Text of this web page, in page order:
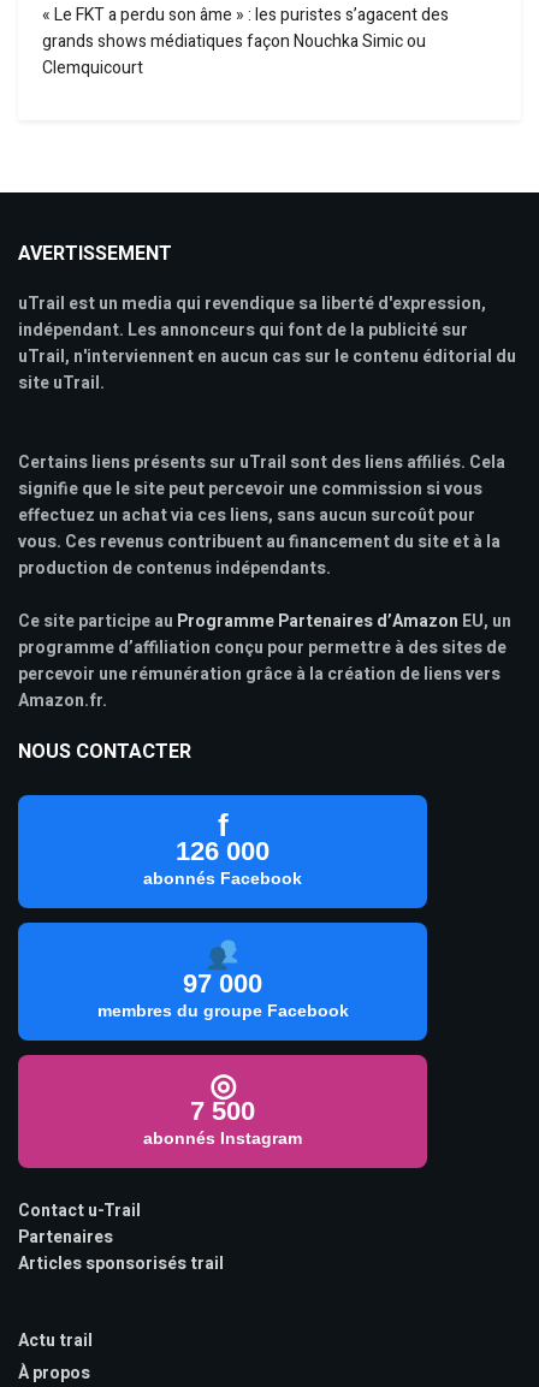
« Le FKT a perdu son âme » : les puristes s’agacent des
grands shows médiatiques façon Nouchka Simic ou
Clemquicourt
AVERTISSEMENT
uTrail est un media qui revendique sa liberté d'expression,
indépendant. Les annonceurs qui font de la publicité sur
uTrail, n'interviennent en aucun cas sur le contenu éditorial du
site uTrail.
Certains liens présents sur uTrail sont des liens affiliés. Cela
signifie que le site peut percevoir une commission si vous
effectuez un achat via ces liens, sans aucun surcoût pour
vous. Ces revenus contribuent au financement du site et à la
production de contenus indépendants.
Ce site participe au Programme Partenaires d’Amazon EU, un
programme d’affiliation conçu pour permettre à des sites de
percevoir une rémunération grâce à la création de liens vers
Amazon.fr.
NOUS CONTACTER
f
126 000
abonnés Facebook
97 000
membres du groupe Facebook
◎
7 500
abonnés Instagram
Contact u-Trail
Partenaires
Articles sponsorisés trail
Actu trail
À propos